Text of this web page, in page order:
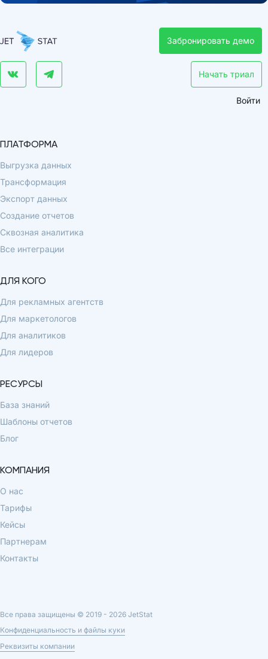
Забронировать демо
Начать триал
Войти
ПЛАТФОРМА
Выгрузка данных
Трансформация
Экспорт данных
Создание отчетов
Сквозная аналитика
Все интеграции
ДЛЯ КОГО
Для рекламных агентств
Для маркетологов
Для аналитиков
Для лидеров
РЕСУРСЫ
База знаний
Шаблоны отчетов
Блог
КОМПАНИЯ
О нас
Тарифы
Кейсы
Партнерам
Контакты
Все права защищены © 2019 - 2026 JetStat
Конфиденциальность и файлы куки
Реквизиты компании